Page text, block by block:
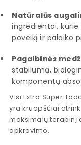
Natūralūs
ingredientai,
poveikį ir palaiko
Pagalbinės
stabilumą,
komponentų
Visi Extra Super
yra kruopščiai
maksimalų terapinį
apkrovimo.